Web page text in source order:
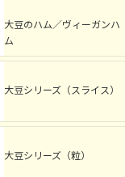
大豆のハム／ヴィーガンハ
ム
大豆シリーズ（スライス）
大豆シリーズ（粒）